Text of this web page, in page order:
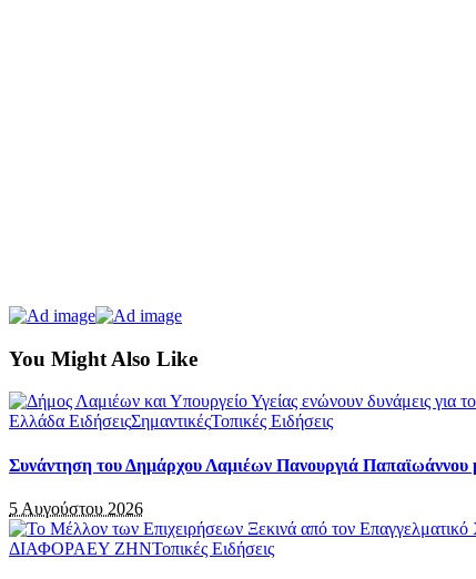
You Might Also Like
Ελλάδα ΕιδήσειςΣημαντικέςΤοπικές Ειδήσεις
Συνάντηση του Δημάρχου Λαμιέων Πανουργιά Παπαϊωάννου
5 Αυγούστου 2026
ΔΙΑΦΟΡΑΕΥ ΖΗΝΤοπικές Ειδήσεις